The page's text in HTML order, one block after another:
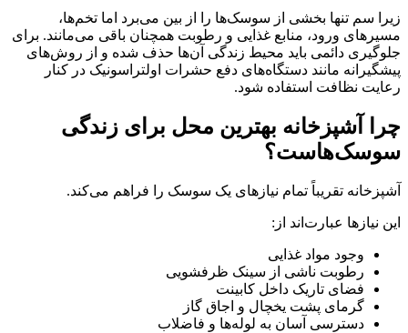
زیرا سم تنها بخشی از سوسک‌ها را از بین می‌برد اما تخم‌ها،
مسیرهای ورود، منابع غذایی و رطوبت همچنان باقی می‌مانند. برای
جلوگیری دائمی باید محیط زندگی آن‌ها حذف شده و از روش‌های
پیشگیرانه مانند دستگاه‌های دفع حشرات اولتراسونیک در کنار
رعایت نظافت استفاده شود.
چرا آشپزخانه بهترین محل برای زندگی
سوسک‌هاست؟
آشپزخانه تقریباً تمام نیازهای یک سوسک را فراهم می‌کند.
این نیازها عبارت‌اند از:
وجود مواد غذایی
رطوبت ناشی از سینک ظرفشویی
فضای تاریک داخل کابینت
گرمای پشت یخچال و اجاق گاز
دسترسی آسان به لوله‌ها و فاضلاب